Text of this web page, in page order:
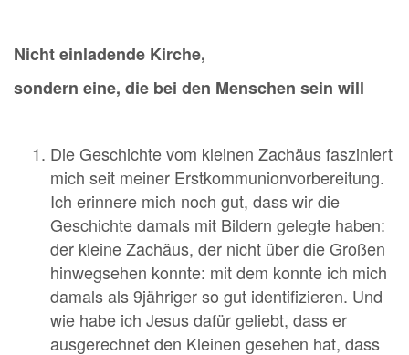
Nicht einladende Kirche,
sondern eine, die bei den Menschen sein will
Die Geschichte vom kleinen Zachäus fasziniert
mich seit meiner Erstkommunionvorbereitung.
Ich erinnere mich noch gut, dass wir die
Geschichte damals mit Bildern gelegte haben:
der kleine Zachäus, der nicht über die Großen
hinwegsehen konnte: mit dem konnte ich mich
damals als 9jähriger so gut identifizieren. Und
wie habe ich Jesus dafür geliebt, dass er
ausgerechnet den Kleinen gesehen hat, dass